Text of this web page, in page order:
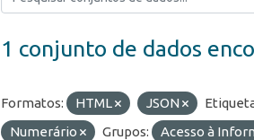
1 conjunto de dados
Formatos: HTML JSON
Numerário
Grupos: Acesso à